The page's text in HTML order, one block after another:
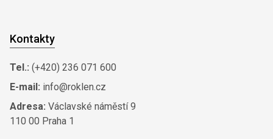
Kontakty
Tel.: (+420) 236 071 600
E-mail: info@roklen.cz
Adresa: Václavské náměstí 9
110 00 Praha 1